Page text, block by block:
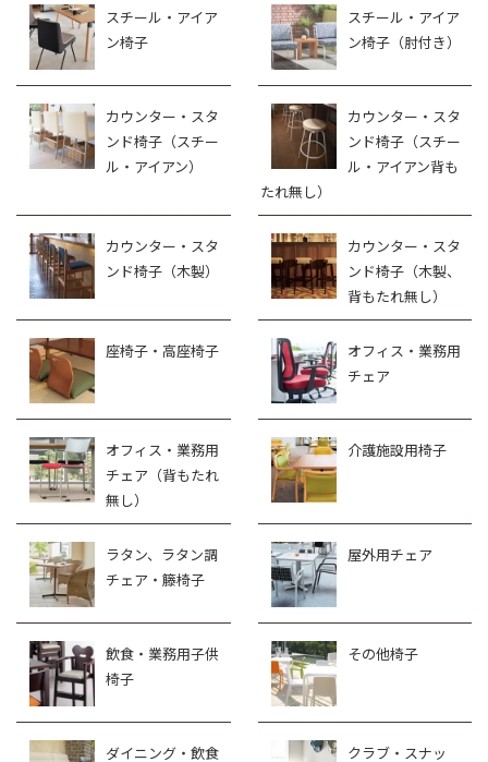
スチール・アイア
ン椅子
スチール・アイア
ン椅子（肘付き）
カウンター・スタ
ンド椅子（スチー
ル・アイアン）
カウンター・スタ
ンド椅子（スチー
ル・アイアン背も
たれ無し）
カウンター・スタ
ンド椅子（木製）
カウンター・スタ
ンド椅子（木製、
背もたれ無し）
座椅子・高座椅子
オフィス・業務用
チェア
オフィス・業務用
チェア（背もたれ
無し）
介護施設用椅子
ラタン、ラタン調
チェア・籐椅子
屋外用チェア
飲食・業務用子供
椅子
その他椅子
ダイニング・飲食
クラブ・スナッ